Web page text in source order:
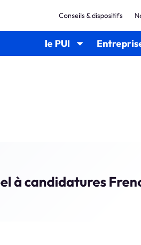
le PUI
Conseils & dispositifs
à candidatures